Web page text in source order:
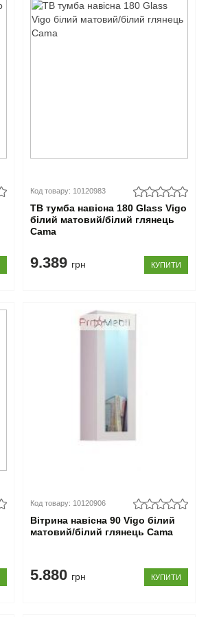
Код товару: 10120983
ТВ тумба навісна 180 Glass Vigo
білий матовий/білий глянець
Cama
9.389 грн КУПИТИ
Код товару: 10120906
Вітрина навісна 90 Vigo білий
матовий/білий глянець Cama
5.880 грн КУПИТИ